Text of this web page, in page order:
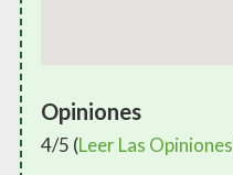
Opiniones
4/5 (Leer Las Opiniones